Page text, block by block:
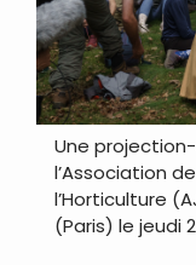
Une
l’Association
l’Horticulture
(Paris) le jeudi